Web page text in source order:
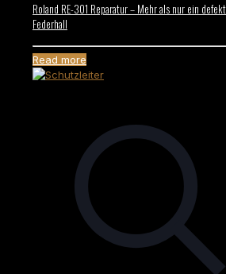
Roland RE-301 Reparatur – Mehr als nur ein
Federhall
Read more